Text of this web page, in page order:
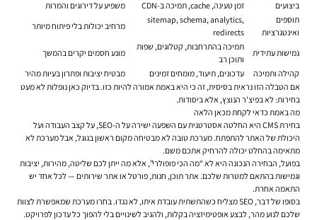
ביצועים
זמן טעינה, cache, תמיכה ב-CDN
משפיע על דירוגים והמרות
תוספים
ואינטגרציות
sitemap, schema, analytics,
redirects
מרחיב יכולות בלי פיתוח מיותר
גמישות עתידית
תמיכה בהתרחבות, קטלוגים, שפות
ותוכן רב
מונע חסמים יקרים בהמשך
קהילה ותמיכה
עדכונים, תיעוד, מומחים זמינים
מבטיח יציבות ופתרון בעיות מהיר
אם הטבלה הזו נראית בסיסית, זה כי היא באמת אמורה להיות כזו. בדיוק כאן נופלות לא מעט
בחירות: לא בפיצ'ר הנוצץ, אלא ביסודות.
מה באמת כדאי לקחת מכאן הלאה
בחירת CMS היא החלטה אסטרטגית עם השפעה ישירה על ה-SEO, על קצב העבודה ועל
היכולת של האתר להתפתח. מערכת טובה לא מבטיחה מקום ראשון בגוגל, אבל מערכת לא
מתאימה בהחלט יכולה להרחיק אתכם משם.
בפועל, הבחירה הנכונה היא לא “מה הכי פופולרי”, אלא מה ייתן לכם שליטה, מהירות, יציבות
וגמישות בהתאם למטרות שלכם. אתר תוכן, חנות, פורטל או אתר שירותים — לכל אחד יש
התאמה אחרת.
בסופו של דבר, SEO מצליח כשהתשתית עובדת איתו, לא נגדו. בחרו מערכת שמאפשרת לצוות
שלכם לנוע מהר, לבצע אופטימיזציה בקלות, ולהגיב לשינויים בלי להפוך כל עדכון לפרויקט.